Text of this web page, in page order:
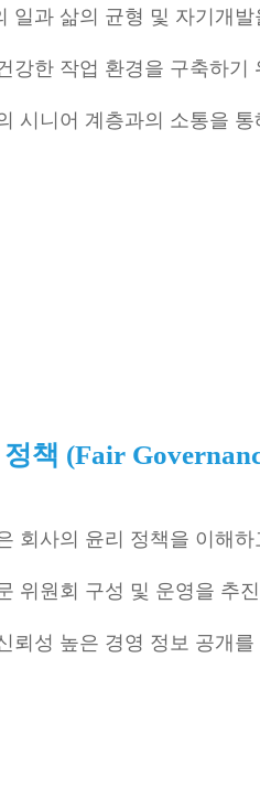
일과 삶의 균형 및 자기개
강한 작업 환경을 구축하기
시니어 계층과의 소통을
책 (Fair
회사의 윤리 정책을 이해하
위원회 구성 및 운영을 추
뢰성 높은 경영 정보 공개를